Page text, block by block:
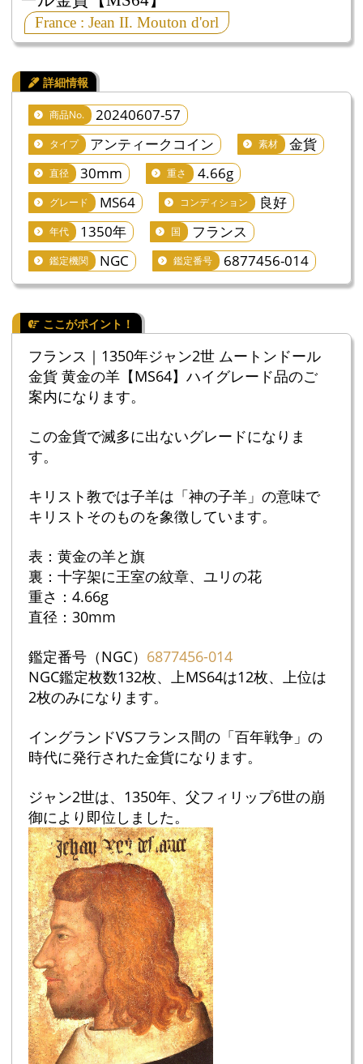
France : Jean II. Mouton d'orl
商品No. 20240607-57
タイプ アンティークコイン 素材 金貨
直径 30mm 重さ 4.66g
グレード MS64 コンディション 良好
年代 1350年 国 フランス
鑑定機関 NGC 鑑定番号 6877456-014
フランス｜1350年ジャン2世 ムートンドール
金貨 黄金の羊【MS64】ハイグレード品のご
案内になります。
この金貨で滅多に出ないグレードになりま
す。
キリスト教では子羊は「神の子羊」の意味で
キリストそのものを象徴しています。
表：黄金の羊と旗
裏：十字架に王室の紋章、ユリの花
重さ：4.66g
直径：30mm
鑑定番号（NGC） 6877456-014
NGC鑑定枚数132枚、上MS64は12枚、上位は
2枚のみになります。
イングランドVSフランス間の「百年戦争」の
時代に発行された金貨になります。
ジャン2世は、1350年、父フィリップ6世の崩
御により即位しました。